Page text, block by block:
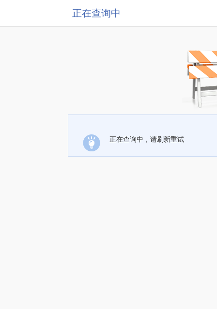
正在查询中
正在查询中，请刷新重试